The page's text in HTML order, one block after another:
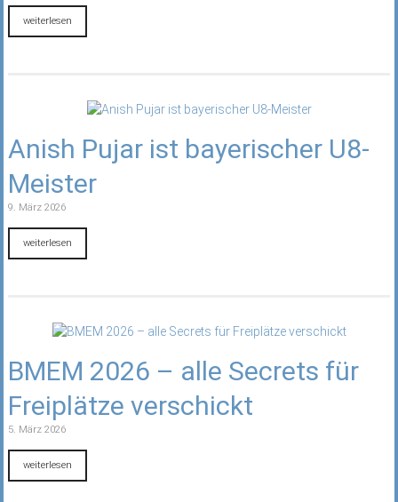
weiterlesen
Anish Pujar ist bayerischer U8-
Meister
9. März 2026
weiterlesen
BMEM 2026 – alle Secrets für
Freiplätze verschickt
5. März 2026
weiterlesen